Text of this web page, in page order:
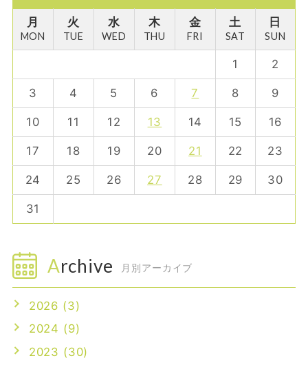
月
MON
火
TUE
水
WED
木
THU
金
FRI
土
SAT
日
SUN
1 2
3 4 5 6 7 8 9
10 11 12 13 14 15 16
17 18 19 20 21 22 23
24 25 26 27 28 29 30
31
Archive 月別アーカイブ
2026 (3)
2024 (9)
2023 (30)